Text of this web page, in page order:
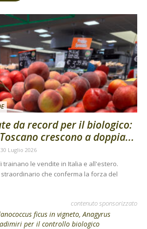
da record per il biologico:
crescono a doppia...
30 Luglio 2026
trainano le vendite in Italia e all'estero.
straordinario che conferma la forza del
contenuto sponsorizzato
ficus in vigneto, Anagyrus
per il controllo biologico